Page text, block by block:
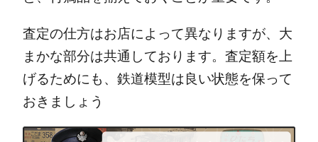
査定の仕方はお店によって異なりますが、大
まかな部分は共通しております。 査定額を上
げるためにも、鉄道模型は良い状態を保って
おきましょう